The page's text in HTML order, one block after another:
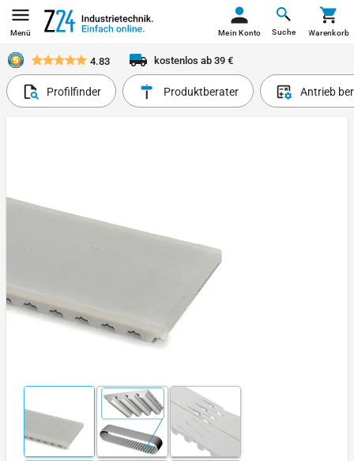
Menü Suche
Mein Konto Warenkorb
4.83 kostenlos ab 39 €
Profilfinder Produktberater Antrieb